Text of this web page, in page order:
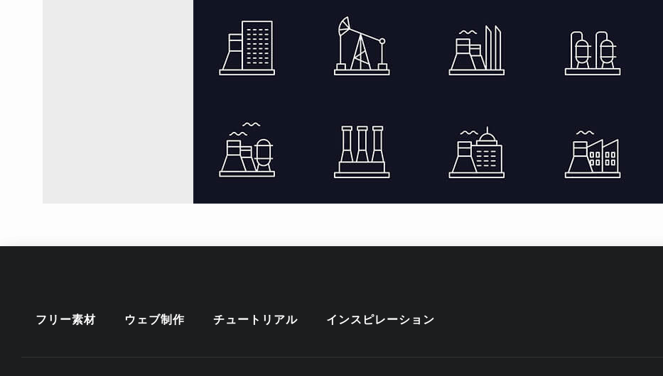
フリー素材 ウェブ制作 チュートリアル インスピレーション